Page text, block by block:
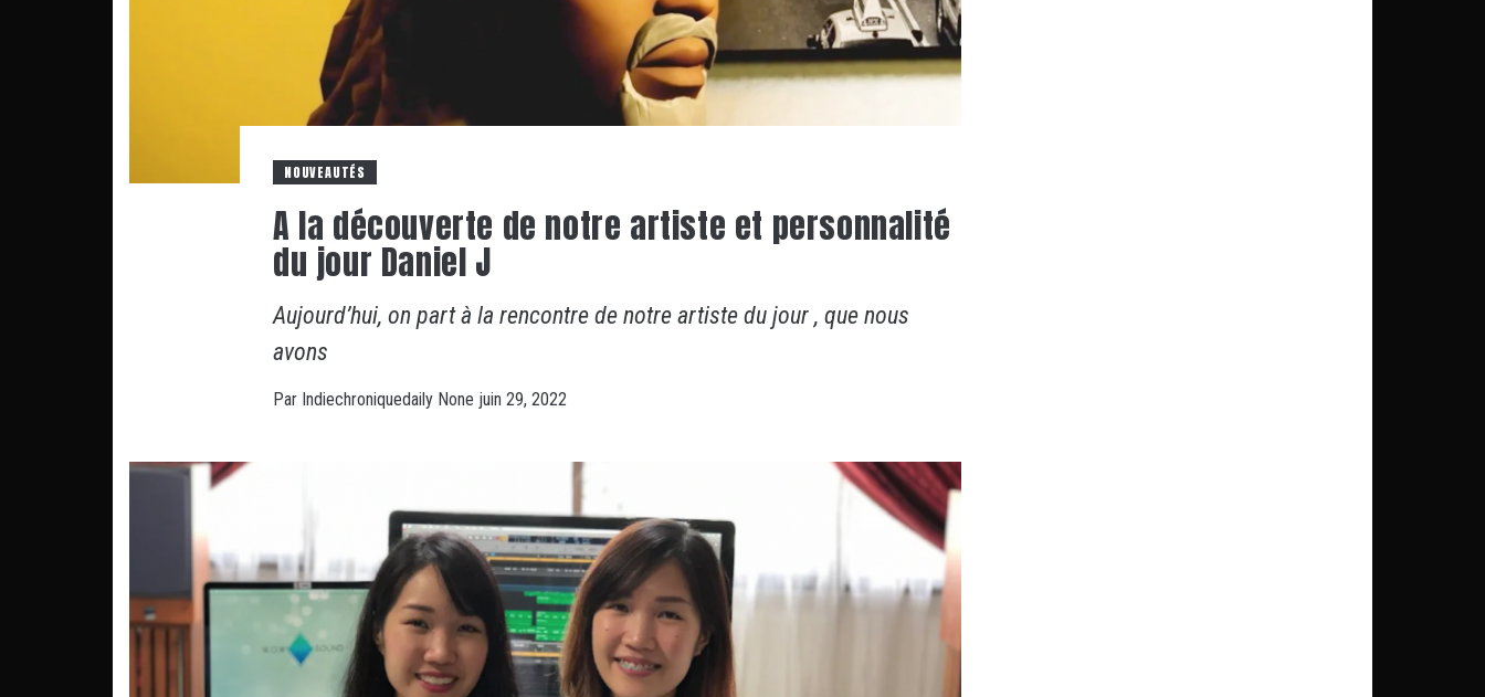
NOUVEAUTÉS
A la découverte de notre artiste et personnalité
du jour Daniel J
Aujourd’hui, on part à la rencontre de notre artiste du jour , que nous
avons
Par Indiechroniquedaily None juin 29, 2022